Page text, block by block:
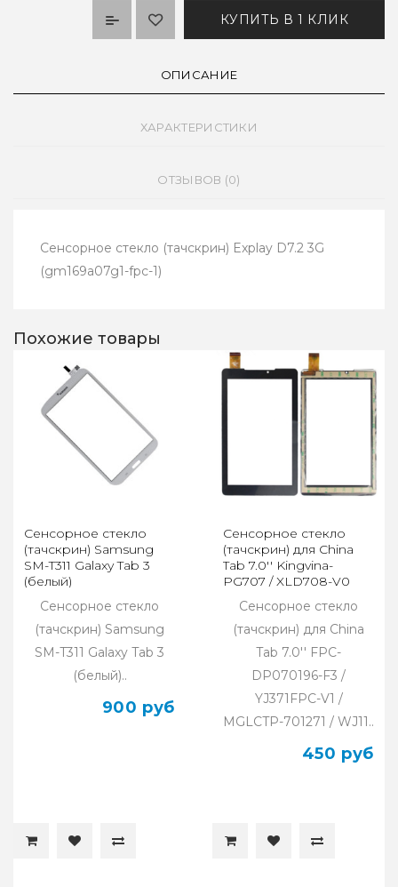
КУПИТЬ В 1 КЛИК
ОПИСАНИЕ
ХАРАКТЕРИСТИКИ
ОТЗЫВОВ (0)
Сенсорное стекло (тачскрин) Explay D7.2 3G
(gm169a07g1-fpc-1)
Похожие товары
Сенсорное стекло
(тачскрин) Samsung
SM-T311 Galaxy Tab 3
(белый)
Сенсорное стекло
(тачскрин) Samsung
SM-T311 Galaxy Tab 3
(белый)..
900 руб
Сенсорное стекло
(тачскрин) для China
Tab 7.0'' Kingvina-
PG707 / XLD708-V0
(184*104 мм) (черный)
Сенсорное стекло
(тачскрин) для China
Tab 7.0'' FPC-
DP070196-F3 /
YJ371FPC-V1 /
MGLCTP-701271 / WJ11..
450 руб